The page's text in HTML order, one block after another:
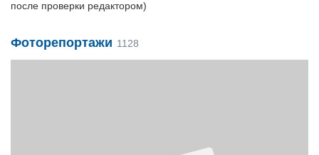
после проверки редактором)
Фоторепортажи 1128